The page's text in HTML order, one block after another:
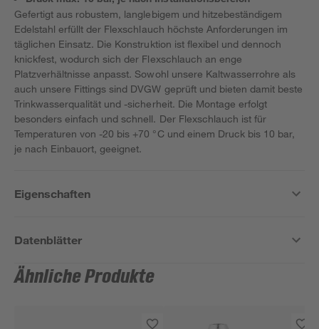
Gefertigt aus robustem, langlebigem und hitzebeständigem
Edelstahl erfüllt der Flexschlauch höchste Anforderungen im
täglichen Einsatz. Die Konstruktion ist flexibel und dennoch
knickfest, wodurch sich der Flexschlauch an enge
Platzverhältnisse anpasst. Sowohl unsere Kaltwasserrohre als
auch unsere Fittings sind DVGW geprüft und bieten damit beste
Trinkwasserqualität und -sicherheit. Die Montage erfolgt
besonders einfach und schnell. Der Flexschlauch ist für
Temperaturen von -20 bis +70 °C und einem Druck bis 10 bar,
je nach Einbauort, geeignet.
Eigenschaften
Datenblätter
Ähnliche Produkte